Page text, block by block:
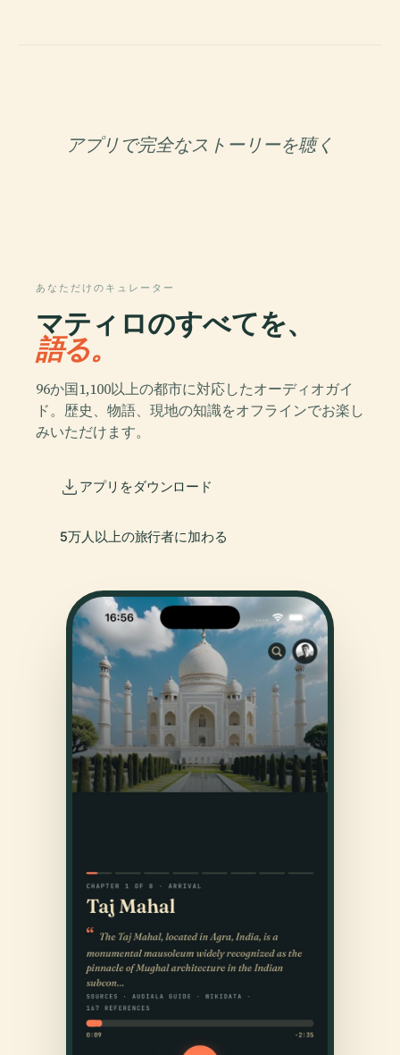
アプリで完全なストーリーを聴く
あなただけのキュレーター
マティロのすべてを、
語る。
96か国1,100以上の都市に対応したオーディオガイ
ド。歴史、物語、現地の知識をオフラインでお楽し
みいただけます。
アプリをダウンロード
5万人以上の旅行者に加わる